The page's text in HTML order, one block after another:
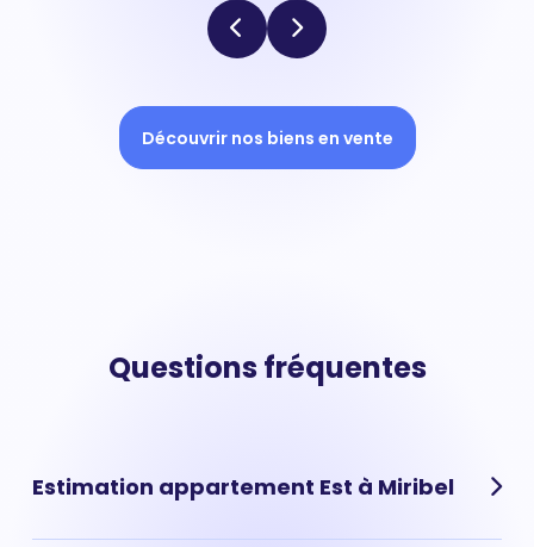
Découvrir nos biens en vente
Questions fréquentes
Estimation appartement Est à Miribel